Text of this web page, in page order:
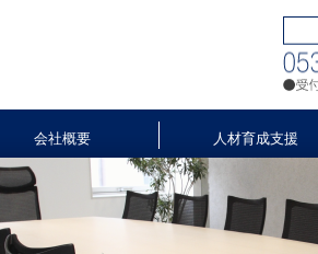
会社概要 人材育成支援